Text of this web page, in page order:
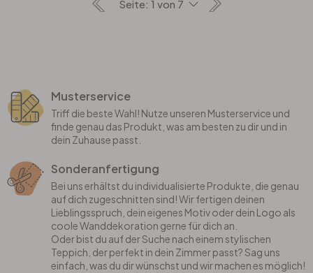
Musterservice
Triff die beste Wahl! Nutze unseren Musterservice und
finde genau das Produkt, was am besten zu dir und in
dein Zuhause passt.
Sonderanfertigung
Bei uns erhältst du individualisierte Produkte, die genau
auf dich zugeschnitten sind! Wir fertigen deinen
Lieblingsspruch, dein eigenes Motiv oder dein Logo als
coole Wanddekoration gerne für dich an.
Oder bist du auf der Suche nach einem stylischen
Teppich, der perfekt in dein Zimmer passt? Sag uns
einfach, was du dir wünschst und wir machen es möglich!